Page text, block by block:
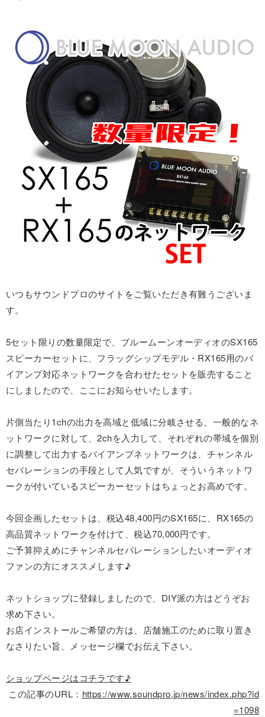
いつもサウンドプロのサイトをご覧いただき有難うございま
す。
5セット限りの数量限定で、ブルームーンオーディオのSX165
スピーカーセットに、フラッグシップモデル・RX165用のバ
イアンプ対応ネットワークを合わせたセットを販売すること
にしましたので、ここにお知らせいたします。
片側当たり1chの出力を高域と低域に分岐させる、一般的なネ
ットワークに対して、2chを入力して、それぞれの帯域を個別
に調整して出力するバイアンプネットワークは、チャンネル
セパレーションの手段として人気ですが、そういうネットワ
ークが付いているスピーカーセットはちょっとお高めです。
今回企画したセットは、税込48,400円のSX165に、RX165の
高品質ネットワークを付けて、税込70,000円です。
ご予算抑えめにチャンネルセパレーションしたいオーディオ
ファンの方にオススメします♪
ネットショップに登録しましたので、DIY派の方はどうぞお
求め下さい。
お店インストールご希望の方は、店舗施工のために取り置き
なさりたい旨、メッセージ欄でお伝え下さい。
ショップページはコチラです♪
この記事のURL： https://www.soundpro.jp/news/index.php?id
=1098